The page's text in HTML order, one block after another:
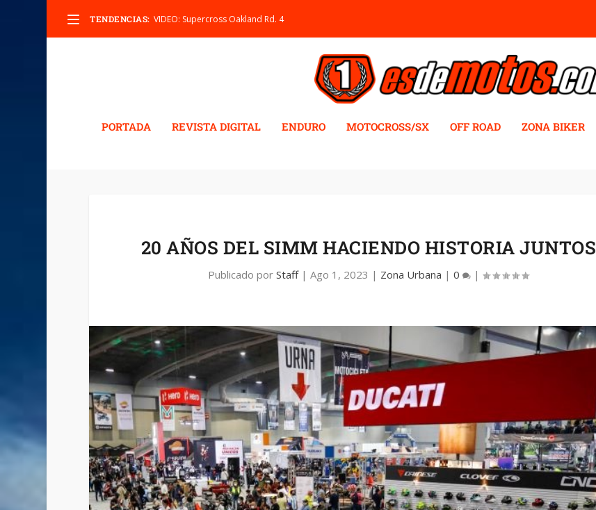
TENDENCIAS: VIDEO: Supercross Oakland Rd. 4
PORTADA REVISTA DIGITAL ENDURO MOTOCROSS/SX OFF ROAD ZONA BIKER
20 AÑOS DEL SIMM HACIENDO HISTORIA JUNTOS
Publicado porStaff|Ago 1, 2023 | Zona Urbana |0 |